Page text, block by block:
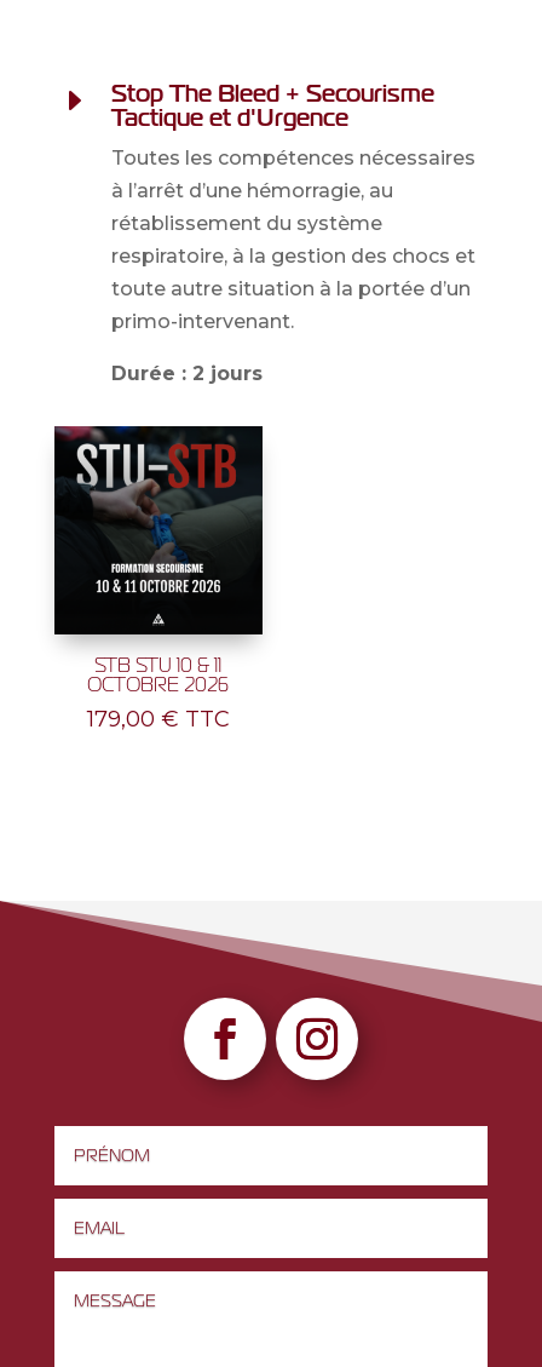
E Stop The Bleed + Secourisme
Tactique et d'Urgence
Toutes les compétences nécessaires
à l’arrêt d’une hémorragie, au
rétablissement du système
respiratoire, à la gestion des chocs et
toute autre situation à la portée d’un
primo-intervenant.
Durée : 2 jours
STB STU 10 & 11
OCTOBRE 2026
179,00 € TTC